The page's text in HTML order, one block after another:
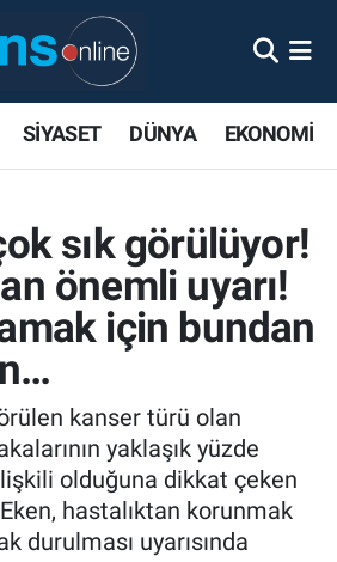
SİYASET DÜNYA EKONOMİ
sık görülüyor!
önemli uyarı!
için bundan
kanser türü olan
yaklaşık yüzde
olduğuna dikkat çeken
hastalıktan korunmak
durulması uyarısında